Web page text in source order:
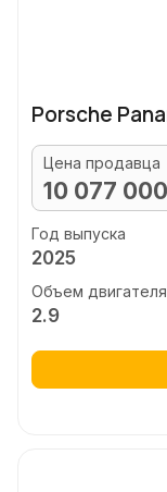
Porsche
Цена продавца
10 077
Год выпуска
2025
Объем
2.9